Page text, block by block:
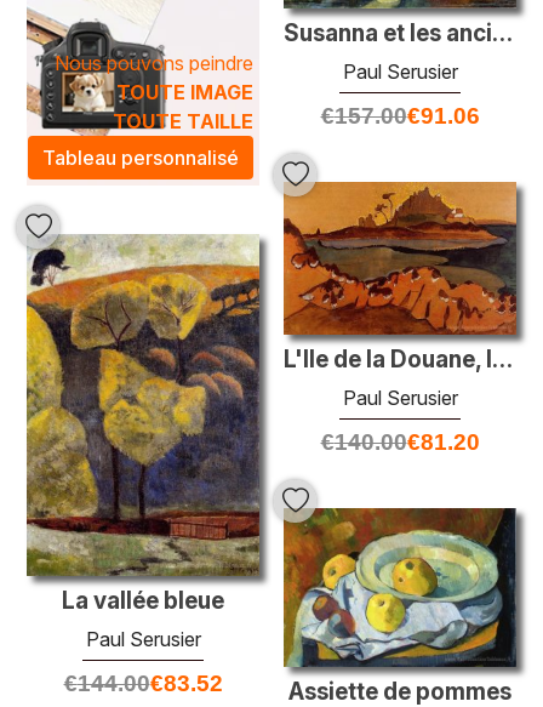
Nous pouvons peindre
TOUTE IMAGE
TOUTE TAILLE
Tableau personnalisé
Susanna et les anciens
Paul Serusier
€157.00€91.06
L'Ile de la Douane, l'embouchure de la rivière Trieux
Paul Serusier
€140.00€81.20
La vallée bleue
Paul Serusier
€144.00€83.52 Assiette de pommes